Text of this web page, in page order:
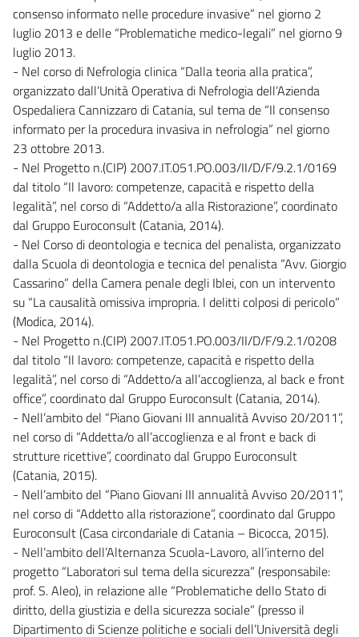
consenso informato nelle procedure invasive” nel giorno 2
luglio 2013 e delle “Problematiche medico-legali” nel giorno 9
luglio 2013.
- Nel corso di Nefrologia clinica “Dalla teoria alla pratica”,
organizzato dall’Unità Operativa di Nefrologia dell’Azienda
Ospedaliera Cannizzaro di Catania, sul tema de “Il consenso
informato per la procedura invasiva in nefrologia” nel giorno
23 ottobre 2013.
- Nel Progetto n.(CIP) 2007.IT.051.PO.003/II/D/F/9.2.1/0169
dal titolo “Il lavoro: competenze, capacità e rispetto della
legalità”, nel corso di “Addetto/a alla Ristorazione”, coordinato
dal Gruppo Euroconsult (Catania, 2014).
- Nel Corso di deontologia e tecnica del penalista, organizzato
dalla Scuola di deontologia e tecnica del penalista “Avv. Giorgio
Cassarino” della Camera penale degli Iblei, con un intervento
su “La causalità omissiva impropria. I delitti colposi di pericolo”
(Modica, 2014).
- Nel Progetto n.(CIP) 2007.IT.051.PO.003/II/D/F/9.2.1/0208
dal titolo “Il lavoro: competenze, capacità e rispetto della
legalità”, nel corso di “Addetto/a all’accoglienza, al back e front
office”, coordinato dal Gruppo Euroconsult (Catania, 2014).
- Nell’ambito del “Piano Giovani III annualità Avviso 20/2011”,
nel corso di “Addetta/o all’accoglienza e al front e back di
strutture ricettive”, coordinato dal Gruppo Euroconsult
(Catania, 2015).
- Nell’ambito del “Piano Giovani III annualità Avviso 20/2011”,
nel corso di “Addetto alla ristorazione”, coordinato dal Gruppo
Euroconsult (Casa circondariale di Catania – Bicocca, 2015).
- Nell’ambito dell’Alternanza Scuola-Lavoro, all’interno del
progetto “Laboratori sul tema della sicurezza” (responsabile:
prof. S. Aleo), in relazione alle “Problematiche dello Stato di
diritto, della giustizia e della sicurezza sociale” (presso il
Dipartimento di Scienze politiche e sociali dell’Università degli